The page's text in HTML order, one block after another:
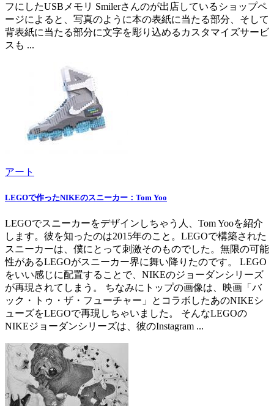
フにしたUSBメモリ Smilerさんのが出店しているショップペ
ージによると、写真のように本の表紙に当たる部分、そして
背表紙に当たる部分に文字を彫り込めるカスタマイズサービ
スも ...
アート
LEGOで作ったNIKEのスニーカー：Tom Yoo
LEGOでスニーカーをデザインしちゃう人、Tom Yooを紹介
します。彼を知ったのは2015年のこと。LEGOで構築された
スニーカーは、僕にとって刺激そのものでした。無限の可能
性があるLEGOがスニーカー界に舞い降りたのです。 LEGO
をいい感じに配置することで、NIKEのジョーダンシリーズ
が再現されてしまう。 ちなみにトップの画像は、映画「バ
ック・トゥ・ザ・フューチャー」とコラボしたあのNIKEシ
ューズをLEGOで再現しちゃいました。 そんなLEGOの
NIKEジョーダンシリーズは、彼のInstagram ...